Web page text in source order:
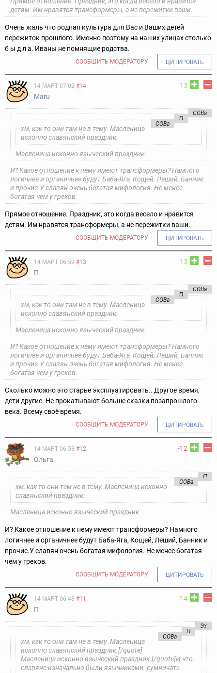
детям. Им нравятся трансформеры, а не пережитки ваши.
Очень жаль что родная культура для Вас и Ваших детей
пережиток прошлого. Именно поэтому на наших улицах столько
б ы д л а. Иваны не помнящие родства.
СООБЩИТЬ МОДЕРАТОРУ ЦИТИРОВАТЬ
13
14 МАРТ 07:02 #14
Maru
COBa
П
COBa
хм, как то они там не в тему. Масленица
исконно славянский праздник.
Масленица исконно языческий праздник.
И? Какое отношение к нему имеют трансформеры? Намного
логичнее и органичнее будут Баба-Яга, Кощей, Леший, Банник
и прочие.У славян очень богатая мифология. Не менее
богатая чем у греков.
Прямое отношение. Праздник, это когда весело и нравится
детям. Им нравятся трансформеры, а не пережитки ваши.
СООБЩИТЬ МОДЕРАТОРУ ЦИТИРОВАТЬ
13
14 МАРТ 06:59 #13
П
COBa
П
COBa
хм, как то они там не в тему. Масленица
исконно славянский праздник.
Масленица исконно языческий праздник.
И? Какое отношение к нему имеют трансформеры? Намного
логичнее и органичнее будут Баба-Яга, Кощей, Леший, Банник
и прочие.У славян очень богатая мифология. Не менее
богатая чем у греков.
Сколько можно это старье эксплуатировать.. Другое время,
дети другие. Не прокатывают больше сказки позапрошлого
века. Всему своё время.
СООБЩИТЬ МОДЕРАТОРУ ЦИТИРОВАТЬ
-12
14 МАРТ 06:53 #12
Ольга
П
COBa
хм, как то они там не в тему. Масленица исконно
славянский праздник.
Масленица исконно языческий праздник.
И? Какое отношение к нему имеют трансформеры? Намного
логичнее и органичнее будут Баба-Яга, Кощей, Леший, Банник и
прочие.У славян очень богатая мифология. Не менее богатая
чем у греков.
СООБЩИТЬ МОДЕРАТОРУ ЦИТИРОВАТЬ
14
14 МАРТ 06:48 #11
П
Эх
П
COBa
хм, как то они там не в тему. Масленица
исконно славянский праздник.[/quote]
Масленица исконно языческий праздник.[/quote]И что,
славяне изначально были язычниками. сумничать